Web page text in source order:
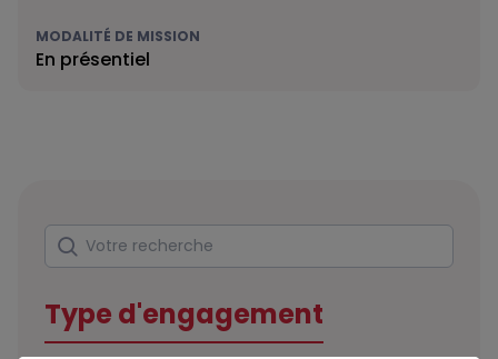
MODALITÉ DE MISSION
En présentiel
Rechercher
Votre recherche
Type d'engagement